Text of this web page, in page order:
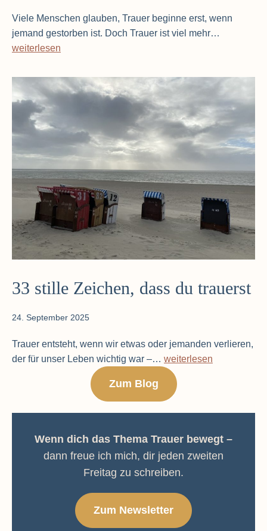
Viele Menschen glauben, Trauer beginne erst, wenn
jemand gestorben ist. Doch Trauer ist viel mehr…
sich
verändert
warum
Trauer
dazugehört
weiterlesen
33 stille Zeichen, dass du trauerst
24. September 2025
Trauer entsteht, wenn wir etwas oder jemanden verlieren,
der für unser Leben wichtig war –… 33
stille
Zeichen,
dass
trauerst
weiterlesen
Zum Blog
Wenn dich das Thema Trauer bewegt –
dann freue ich mich, dir jeden zweiten
Freitag zu schreiben.
Zum Newsletter